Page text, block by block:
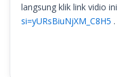
langsung klik link vidio ini
si=yURsBiuNjXM_C8H5 .